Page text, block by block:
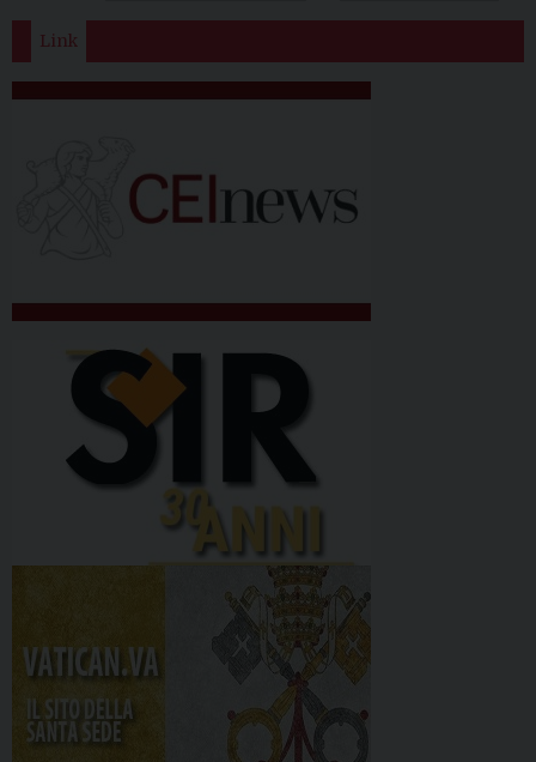
Link